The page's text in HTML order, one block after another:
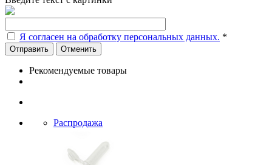
Я согласен на обработку персональных данных. *
Отменить
Рекомендуемые товары
Распродажа